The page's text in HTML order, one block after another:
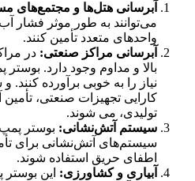
آبرسانی هتل‌ها و مجتمع‌های
می‌توانند به طور موثر فشار
واحدهای متعدد تأمین کنند.
آبرسانی مراکز صنعتی: در
بالا و مداوم وجود دارد.
نیاز را به خوبی برآورده
کارایی تجهیزات صنعتی، تأمین
تولیدی، می شوند.
سیستم آتش‌نشانی: بوستر
سیستم‌های آتش‌نشانی برای
اطفای حریق استفاده شوند.
آبیاری و کشاورزی: این بوستر